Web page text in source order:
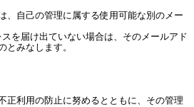
自己の管理に属する使用可能な別のメー
を届け出ていない場合は、そのメールアド
みなします。
正利用の防止に努めるとともに、その管理